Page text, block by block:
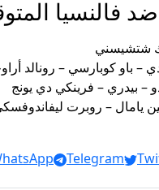
فالنسيا
شتشيسني
– باو كوبارسي – رونالد
بيدري – فرينكي دي يونج
يامال – روبرت
Telegram